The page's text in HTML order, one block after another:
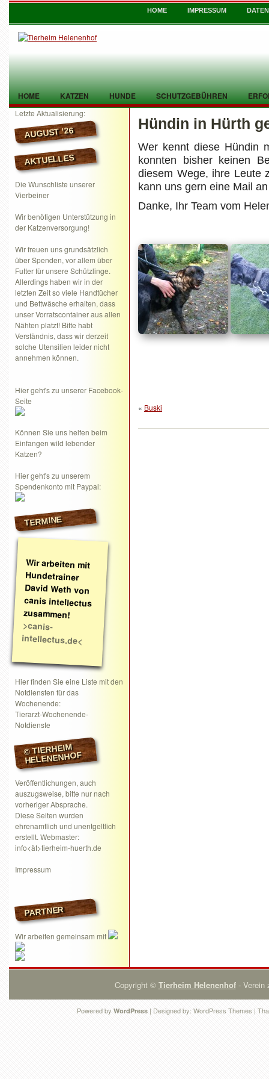
HOME IMPRESSUM
HOME KATZEN HUNDE SCHUTZGEBÜHREN
TIER GEFUNDEN KONTAKT
Letzte Aktualisierung:
AUGUST ’26
AKTUELLES
Die Wunschliste unserer
Vierbeiner
Wir benötigen Unterstützung in
der Katzenversorgung!
Wir freuen uns grundsätzlich
über Spenden, vor allem über
Futter für unsere Schützlinge.
Allerdings haben wir in der
letzten Zeit so viele Handtücher
und Bettwäsche erhalten, dass
unser Vorratscontainer aus allen
Nähten platzt! Bitte habt
Verständnis, dass wir derzeit
solche Utensilien leider nicht
annehmen können.
Hier geht's zu unserer Facebook-
Seite
Können Sie uns helfen beim
Einfangen wild lebender
Katzen?
Hier geht's zu unserem
Spendenkonto mit Paypal:
TERMINE
Wir arbeiten mit
Hundetrainer
David Weth von
canis intellectus
zusammen!
>canis-
intellectus.de<
Hier finden Sie eine Liste mit den
Notdiensten für das
Wochenende:
Tierarzt-Wochenende-
Notdienste
© TIERHEIM
HELENENHOF
Veröffentlichungen, auch
auszugsweise, bitte nur nach
vorheriger Absprache.
Diese Seiten wurden
ehrenamtlich und unentgeltlich
erstellt. Webmaster:
info<ät>tierheim-huerth.de
Impressum
PARTNER
Wir arbeiten gemeinsam mit
Hündin in Hürth
Wer kennt diese Hündin
konnten bisher keinen
diesem Wege, ihre Leute
kann uns gern eine Mail
Danke, Ihr Team vom
« Buski
Copyright © Tierheim Helenenhof- Verein
Powered by WordPress | Designed by: WordPress Themes |